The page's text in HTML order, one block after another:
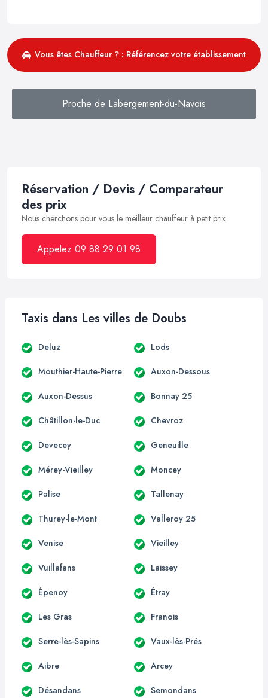
Vous êtes Chauffeur ? : Référencez votre établissement
Proche de Labergement-du-Navois
Réservation / Devis / Comparateur
des prix
Nous cherchons pour vous le meilleur chauffeur à petit prix
Appelez 09 88 29 01 98
Taxis dans Les villes de Doubs
Deluz Lods
Mouthier-Haute-Pierre Auxon-Dessous
Auxon-Dessus Bonnay 25
Châtillon-le-Duc Chevroz
Devecey Geneuille
Mérey-Vieilley Moncey
Palise Tallenay
Thurey-le-Mont Valleroy 25
Venise Vieilley
Vuillafans Laissey
Épenoy Étray
Les Gras Franois
Serre-lès-Sapins Vaux-lès-Prés
Aibre Arcey
Désandans Semondans